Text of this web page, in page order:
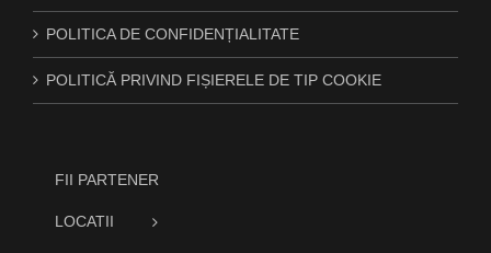
POLITICA DE CONFIDENȚIALITATE
POLITICĂ PRIVIND FIȘIERELE DE TIP COOKIE
FII PARTENER
LOCATII